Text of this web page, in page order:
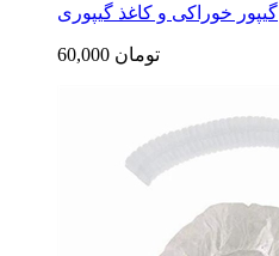
گیپور خوراکی و کاغذ گیپوری
60,000 تومان